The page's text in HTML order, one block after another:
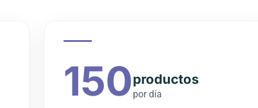
150productos
por día